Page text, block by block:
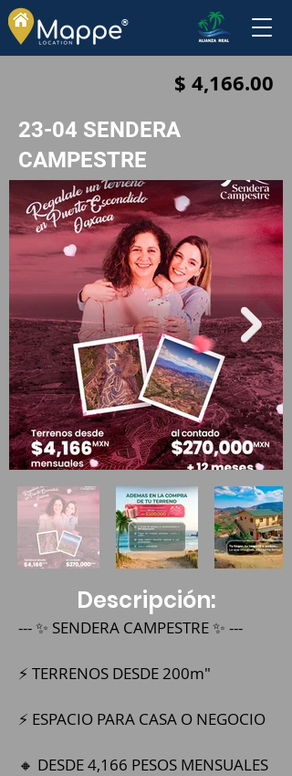
®
$ 4,166.00
23-04 SENDERA
CAMPESTRE
Descripción:
--- ✨ SENDERA CAMPESTRE ✨ ---
⚡ TERRENOS DESDE 200m"
⚡ ESPACIO PARA CASA O NEGOCIO
🔸 DESDE 4,166 PESOS MENSUALES